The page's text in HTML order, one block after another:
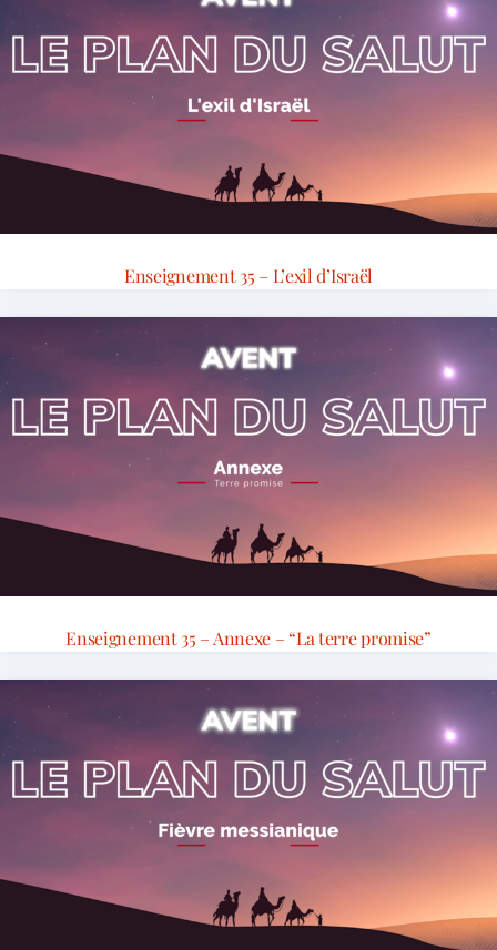
Enseignement 35 – L’exil d’Israël
Enseignement 35 – Annexe – “La terre promise”